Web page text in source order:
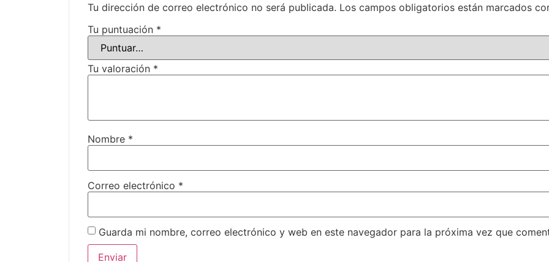
Tu dirección de correo electrónico no será publicada. Los campos obligatorios están marcados
Tu puntuación *
Tu valoración *
Nombre *
Correo electrónico *
Guarda mi nombre, correo electrónico y web en este navegador para la próxima vez que